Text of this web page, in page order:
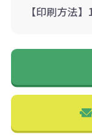
【印刷方法